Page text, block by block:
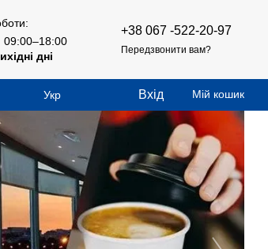
09:00–18:00
дні
+38 067 -522-20-97
Передзвонити вам?
Укр Вхід Мій кошик